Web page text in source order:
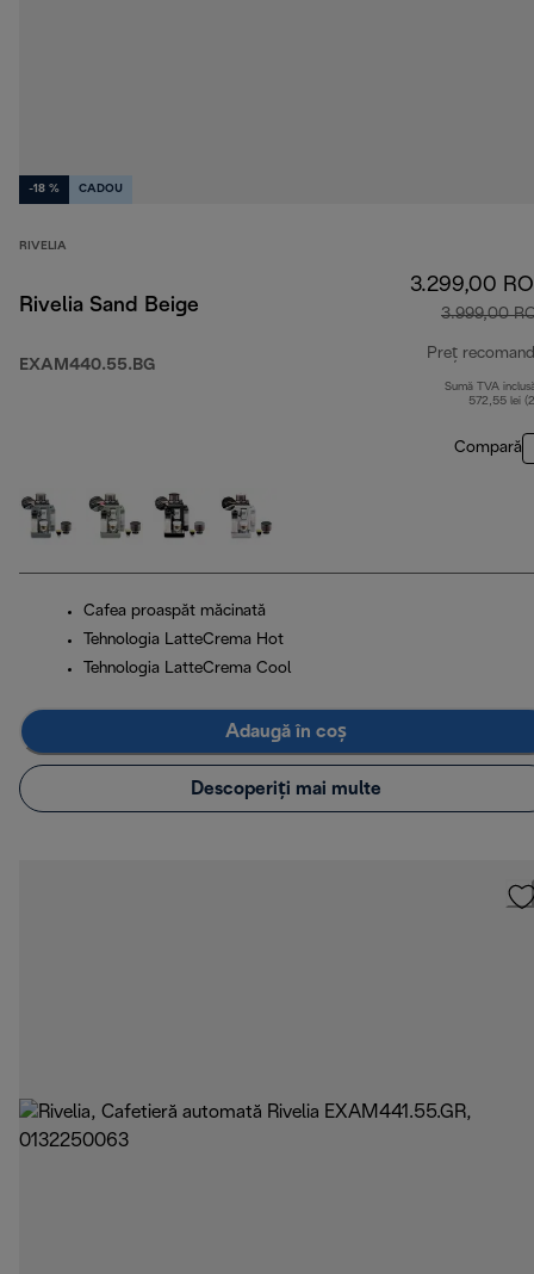
-18 % CADOU
RIVELIA
Rivelia Sand Beige
EXAM440.55.BG
3.299,00
3.999,00
Preț
Sumă TVA
572,55 lei
Compară
Cafea proaspăt măcinată
Tehnologia LatteCrema Hot
Tehnologia LatteCrema Cool
Adaugă în coș
Descoperiți mai multe